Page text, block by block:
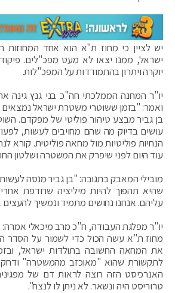
יש לציין כי מחוז ת"א הוא אחד המחוזות
ישראל, ממנו יצאו לא מעט מפכ"לים.
יוקרה ויתרון בהתמודדות על המפכ"לות.
יו"ר המחנה הממלכתי חה"כ בני גנץ
ואמר: "בזמן ששוטרי משטרת ישראל
בן גביר מבצע טיהור פוליטי של מפקדם.
עושים בדיוק מה שהם מחויבים לעשות,
הנחיות פוליטיות מול מחאה פוליטית. קורא
עוד היום לפני שיפרק את המשטרה ושלטון
מובילי המאבק בתגובה: "בן גביר מנסה
שהיא תהפוך להיות מיליציה שרודפת
עליהם. אנחנו נחושים מתמיד ונמשיך
יו"ר מפלגת העבודה, ח"כ מרב מיכאלי
מחוז ת"א עשה הכול כדי לשמור על הסדר
את המחאה החשובה בתולדות ישראל,
לתקשורת שהוא "מאוכזב מהמשטרה" ודחק
האנרכיסט הזה רוצה לראות דם של
טרוריסט היה ונשאר. לא ניתן לו לנצח".